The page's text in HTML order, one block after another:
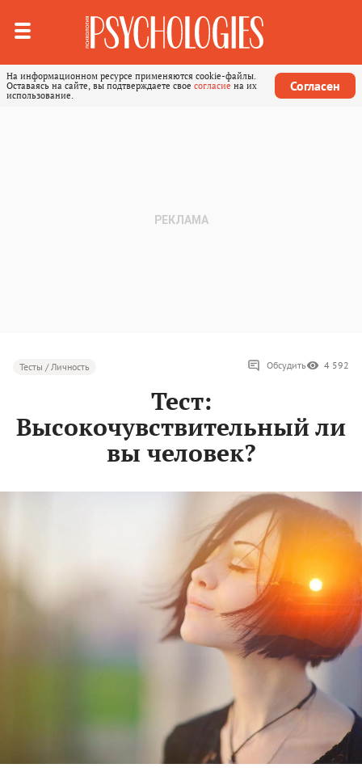
На информационном ресурсе применяются cookie-файлы.
Оставаясь на сайте, вы подтверждаете свое согласие на их
использование.
Согласен
Тесты / Личность Обсудить 4 592
Тест:
Высокочувствительный ли
вы человек?